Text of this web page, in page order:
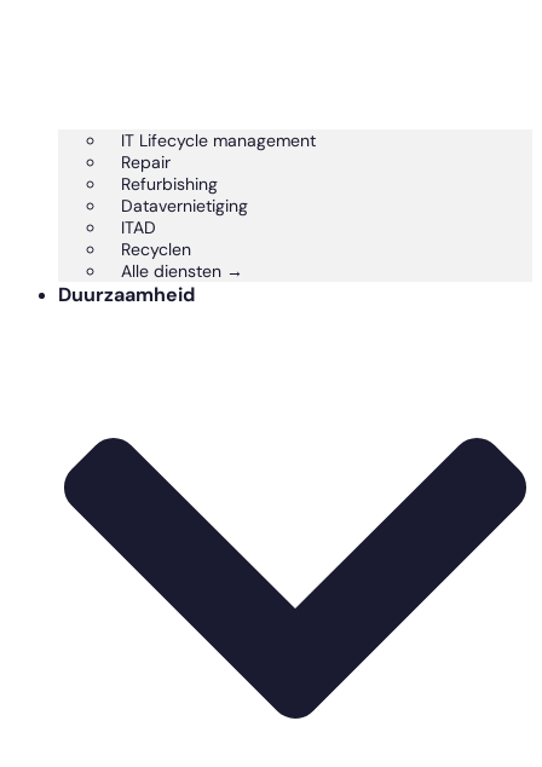
IT Lifecycle management
Repair
Refurbishing
Datavernietiging
ITAD
Recyclen
Alle diensten →
Duurzaamheid